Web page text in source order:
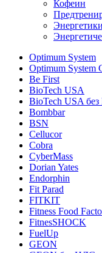
Кофеин
Энергетики
Optimum System
Optimum System
Be First
BioTech USA
BioTech USA
Bombbar
BSN
Cellucor
Cobra
CyberMass
Dorian Yates
Endorphin
Fit Parad
FITKIT
Fitness Food
FitnesSHOCK
FuelUp
GEON